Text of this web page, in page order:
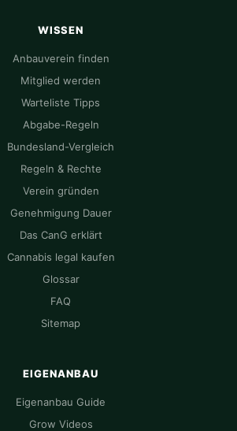
WISSEN
Anbauverein finden
Mitglied werden
Warteliste Tipps
Abgabe-Regeln
Bundesland-Vergleich
Regeln & Rechte
Verein gründen
Genehmigung Dauer
Das CanG erklärt
Cannabis legal kaufen
Glossar
FAQ
Sitemap
EIGENANBAU
Eigenanbau Guide
Grow Videos